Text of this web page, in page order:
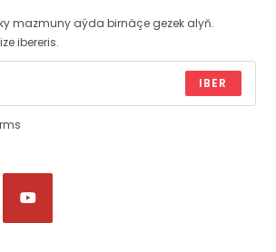
mazmuny aýda birnäçe gezek alyň.
ibereris.
IBER